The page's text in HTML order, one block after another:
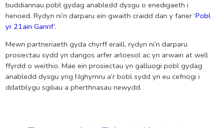
buddiannau pobl gydag anabledd dysgu o enedigaeth i
henoed. Rydyn ni’n darparu ein gwaith craidd dan y faner ‘Pobl
yr 21ain Ganrif’.
Mewn partneriaeth gyda chyrff eraill, rydyn ni’n darparu
prosiectau sydd yn dangos arfer arloesol ac yn arwain at well
ffyrdd o weithio. Mae ein prosiectau yn galluogi pobl gydag
anabledd dysgu yng Nghymru a’r bobl sydd yn eu cefnogi i
ddatblygu sgiliau a pherthnasau newydd.